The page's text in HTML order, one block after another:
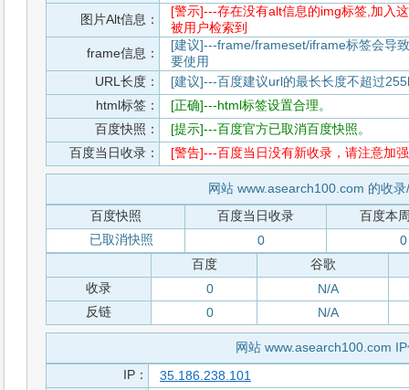
图片Alt信息：
[警示]---存在没有alt信息的img标签,加入
被用户检索到
frame信息：
[建议]---frame/frameset/iframe标签会导
要使用
URL长度：
[建议]---百度建议url的最长长度不超过
html标签：
[正确]---html标签设置合理。
百度快照：
[提示]---百度官方已取消百度快照。
百度当日收录：
[警告]---百度当日没有新收录，请注意加
网站 www.asearch100.com 的收
百度快照
百度当日收录
百度本
已取消快照
0
0
百度
谷歌
收录
0
N/A
反链
0 N/A
网站 www.asearch100.com
IP：
35.186.238.101